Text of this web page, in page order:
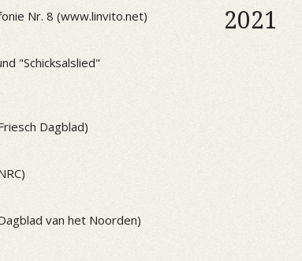
Nr. 8 (www.linvito.net)
"Schicksalslied"
Dagblad)
van het Noorden)
2021